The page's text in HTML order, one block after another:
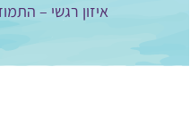
איזון רגשי –